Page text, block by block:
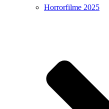
Horrorfilme 2025